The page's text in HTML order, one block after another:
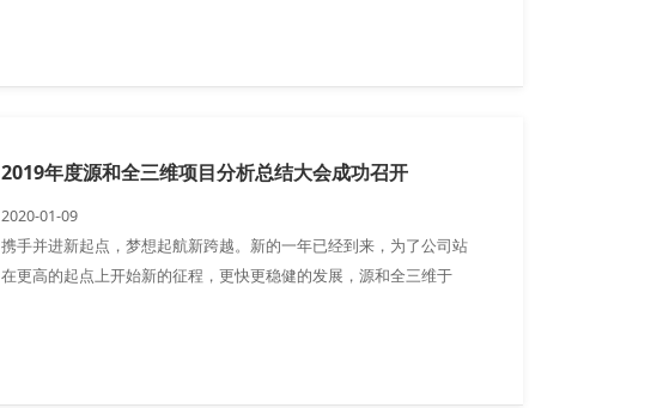
2019年度源和全三维项目分析总结大会成功召开
2020-01-09
携手并进新起点，梦想起航新跨越。新的一年已经到来，为了公司站
在更高的起点上开始新的征程，更快更稳健的发展，源和全三维于